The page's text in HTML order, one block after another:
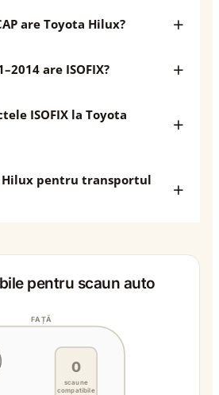
are Toyota Hilux?
are ISOFIX?
ISOFIX la Toyota
Hilux pentru transportul
pentru scaun auto
FAȚĂ
0
scaune
compatibile